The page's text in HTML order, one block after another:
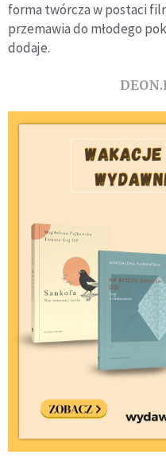
forma twórcza w postaci
przemawia do młodego
dodaje.